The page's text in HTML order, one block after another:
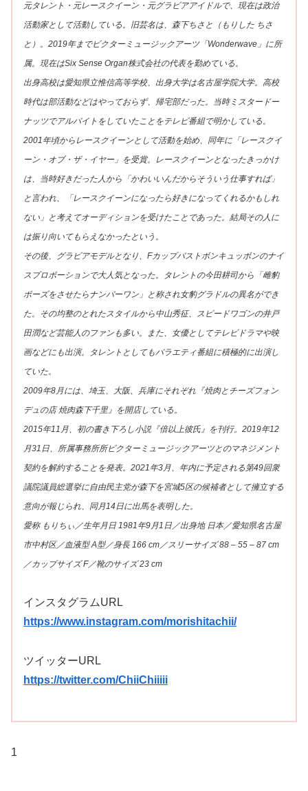
元タレント・元レースクイーン・元グラビアアイドルで、現在は政治
活動家として活動している。旧芸名は、森下ちさと（もりした ちさ
と）。2019年までビクターミュージックアーツ「Wonderwave」に所
属。現在はSix Sense Organ株式会社の代表を勤めている。
出身高校は愛知県立惟信高等学校、出身大学は名古屋学院大学。高校
時代は部活動などはやっておらず、帰宅部だった。当時ミスタードー
ナッツでアルバイトをしていたことをテレビ番組で明かしている。
2001年頃からレースクイーンとして活動を始め、同年に「レースクイ
ーン・オブ・ザ・イヤー」を受賞。レースクイーンとなったきっかけ
は、当時好きだった人から「かわいいんだからそういう仕事すれば」
と言われ、「レースクイーンになったら好きになってくれるかもしれ
ない」と考えてオーディションを受けたことであった。結局その人に
は振り向いてもらえなかったという。
その後、グラビアモデルとなり、Fカップバストボンキュッボンのナイ
スプロポーションで大人気となった。タレントの今田耕司から「雌豹
ポーズをさせたらナンバーワン」と称され女豹グラドルの異名ができ
た。その均整のとれたスタイルから中山秀征、スピードワゴンの井戸
田潤など芸能人のファンも多い。また、女優としてテレビドラマや映
画などにも出演。タレントとしてもバラエティ番組に積極的に出演し
ていた。
2009年8月には、埼玉、大阪、兵庫にそれぞれ『焼肉とチーズフォン
デュの店 焼肉森下千里』を開店している。
2015年11月、初の書き下ろし小説『倍以上彼氏』を刊行。2019年12
月31日、所属事務所所ビクターミュージックアーツとのマネジメント
契約を解約することを発表。2021年3月、年内に予定される第49回衆
議院議員総選挙に自由民主党が森下を宮城5区の候補者として擁立する
意向が報じられ、同月14日に出馬を表明した。
愛称 もりちぃ／生年月日 1981年9月1日／出身地 日本／愛知県名古屋
市中村区／血液型 A型／身長 166 cm／スリーサイズ 88 – 55 – 87 cm
／カップサイズ F／靴のサイズ 23 cm
インスタグラムURL
https://www.instagram.com/morishitachii/
ツイッターURL
https://twitter.com/ChiiChiiiii
1